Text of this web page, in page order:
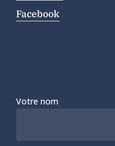
Facebook
Votre nom